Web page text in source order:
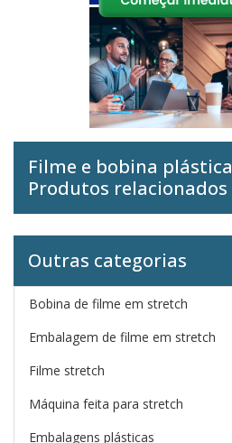
Filme e bobina plástica
Produtos relacionados
Outras categorias
Bobina de filme em stretch
Embalagem de filme em stretch
Filme stretch
Máquina feita para stretch
Embalagens plásticas